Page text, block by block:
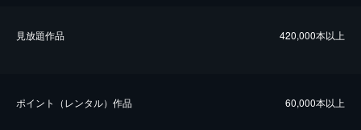
⾒放題作品 420,000本以上
ポイント（レンタル）作品 60,000本以上